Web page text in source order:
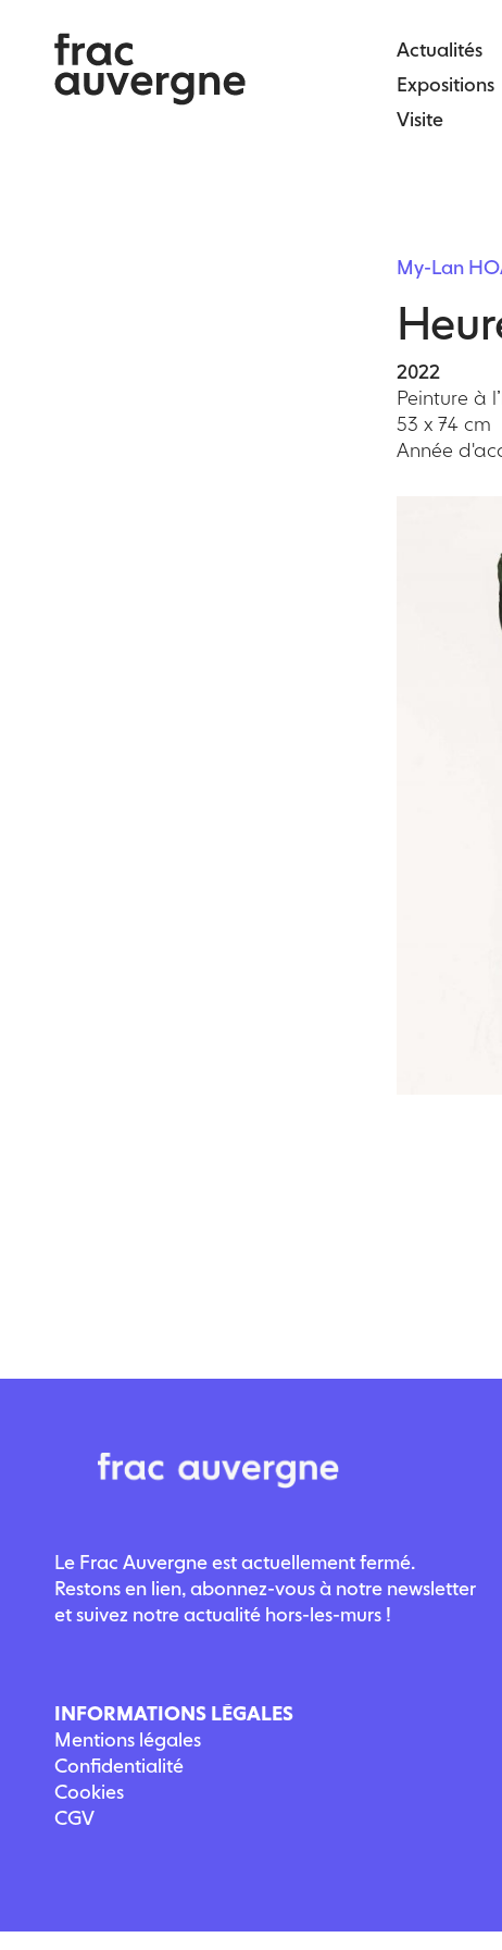
content
Actualités
Expositions
Visite
My-Lan
2022
Peinture à
53 x 74 cm
Année
Le Frac Auvergne est actuellement fermé.
Restons en lien, abonnez-vous à notre newsletter
et suivez notre actualité hors-les-murs !
INFORMATIONS LÉGALES
Mentions légales
Confidentialité
Cookies
CGV